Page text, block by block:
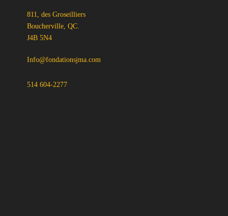
811, des Groseilliers
Boucherville, QC.
J4B 5N4
Info@fondationsjma.com
514 604-2277